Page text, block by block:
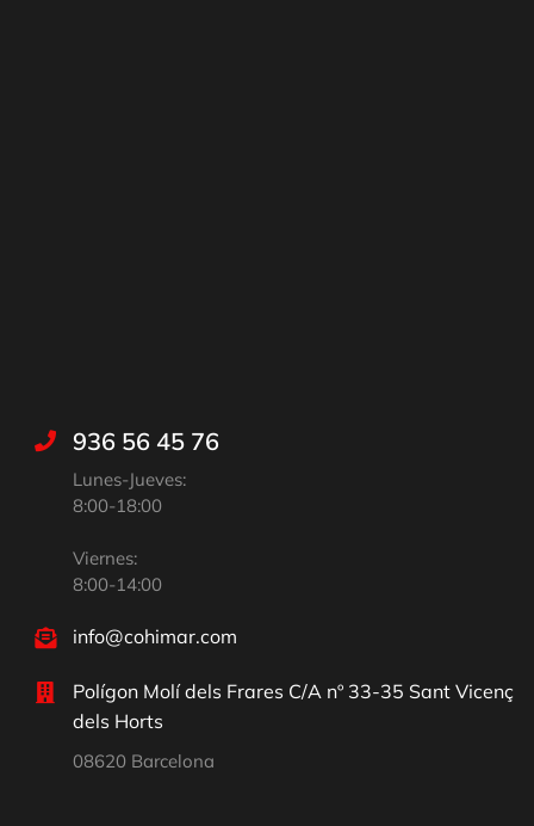
936 56 45 76
Lunes-Jueves:
8:00-18:00
Viernes:
8:00-14:00
info@cohimar.com
Polígon Molí dels Frares C/A nº 33-35 Sant Vicenç
dels Horts
08620 Barcelona